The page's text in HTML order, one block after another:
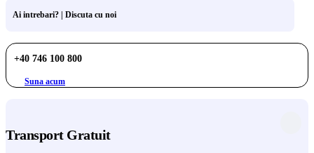
Ai intrebari? | Discuta cu noi
+40 746 100 800
Suna acum
Transport Gratuit